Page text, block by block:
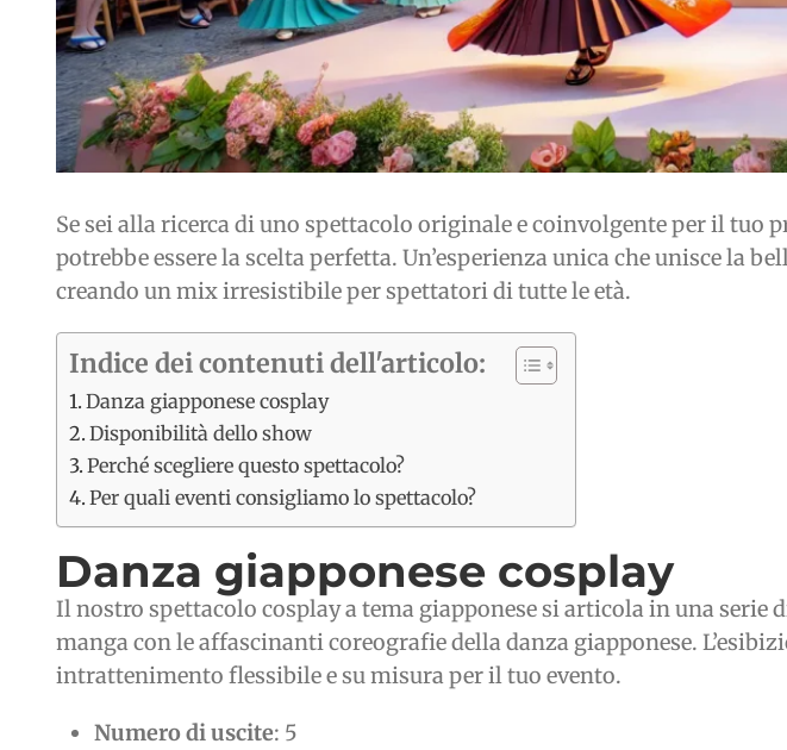
Se sei alla ricerca di uno spettacolo originale e coinvolgente per il tuo
potrebbe essere la scelta perfetta. Un’esperienza unica che unisce la
creando un mix irresistibile per spettatori di tutte le età.
Indice dei contenuti dell'articolo:
Danza giapponese cosplay
Disponibilità dello show
Perché scegliere questo spettacolo?
Per quali eventi consigliamo lo spettacolo?
Danza giapponese cosplay
Il nostro spettacolo cosplay a tema giapponese si articola in una
manga con le affascinanti coreografie della danza giapponese.
intrattenimento flessibile e su misura per il tuo evento.
Numero di uscite: 5